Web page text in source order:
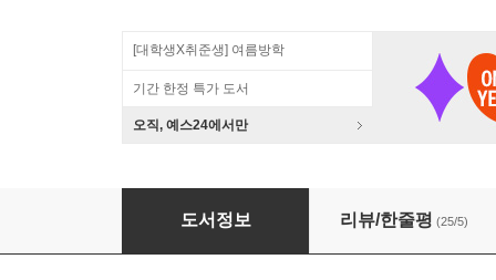
[대학생X취준생] 여름방학
기간 한정 특가 도서
오직, 예스24에서만
파이썬으로 웹 크롤러 만들기
도서정보 리뷰/한줄평 (25/5)